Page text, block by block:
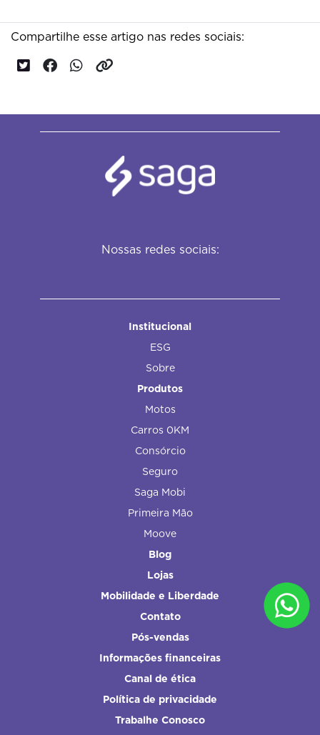
Compartilhe esse artigo nas redes sociais:
Nossas redes sociais:
Institucional
ESG
Sobre
Produtos
Motos
Carros 0KM
Consórcio
Seguro
Saga Mobi
Primeira Mão
Moove
Blog
Lojas
Mobilidade e Liberdade
Contato
Pós-vendas
Informações financeiras
Canal de ética
Política de privacidade
Trabalhe Conosco